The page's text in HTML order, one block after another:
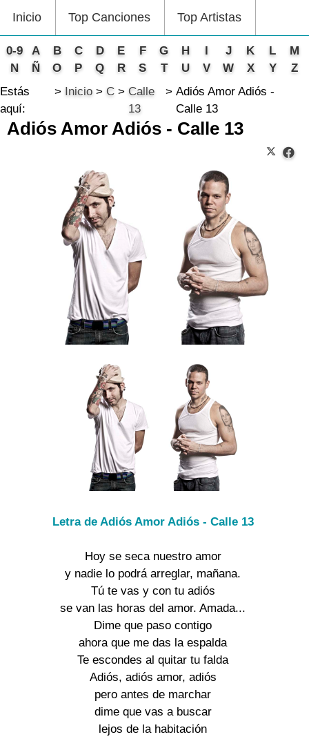
Inicio Top Canciones Top Artistas
0-9 A B C D E F G H I J K L
M
N
Ñ O P Q R S T U V W X Y
Z
Estás
aquí:
Inicio C
Calle
13
Adiós Amor Adiós -
Calle 13
Adiós Amor Adiós - Calle 13
Letra de Adiós Amor Adiós - Calle 13
Hoy se seca nuestro amor
y nadie lo podrá arreglar, mañana.
Tú te vas y con tu adiós
se van las horas del amor. Amada...
Dime que paso contigo
ahora que me das la espalda
Te escondes al quitar tu falda
Adiós, adiós amor, adiós
pero antes de marchar
dime que vas a buscar
lejos de la habitación